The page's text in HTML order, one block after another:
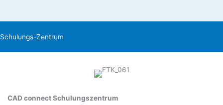
Schulungs-Zentrum
CAD connect Schulungszentrum